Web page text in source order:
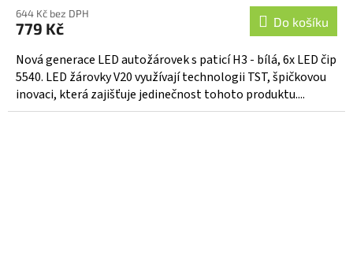
644 Kč bez DPH
779 Kč Do košíku
Nová generace LED autožárovek s paticí H3 - bílá, 6x LED čip
5540. LED žárovky V20 využívají technologii TST, špičkovou
inovaci, která zajišťuje jedinečnost tohoto produktu....